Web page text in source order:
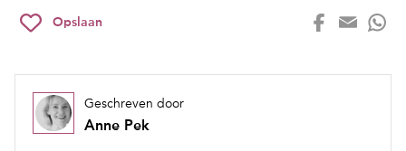
Opslaan
Geschreven door
Anne Pek